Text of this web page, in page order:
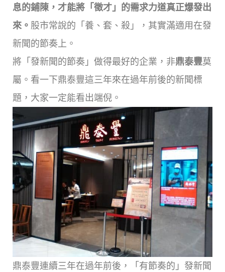
息的鋪陳，才能將「徵才」的需求力道真正爆發出
來。 股市常說的「養、套、殺」，其實滿適用在發
新聞的節奏上。
將「發新聞的節奏」做得最好的企業，非鼎泰豐莫
屬。看一下鼎泰豐這三年來在過年前後的新聞標
題，大家一定能看出端倪。
鼎泰豐連續三年在過年前後，「有節奏的」發新聞